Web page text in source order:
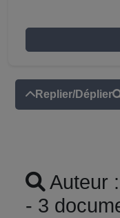
Replier/Déplier
Auteur :
- 3